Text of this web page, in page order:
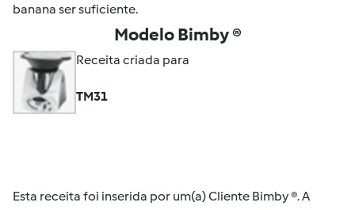
banana ser suficiente.
Modelo Bimby ®
Receita criada para
TM31
Esta receita foi inserida por um(a) Cliente Bimby ®. A